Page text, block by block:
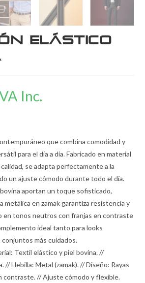
Elástico
Inc.
que combina comodidad y
para el día a día. Fabricado en material
se adapta perfectamente a la
un ajuste cómodo durante todo el día.
aportan un toque sofisticado,
metálica en zamak garantiza resistencia y
en tonos neutros con franjas en contraste
ideal tanto para looks
más cuidados.
Textil elástico y piel bovina. //
// Hebilla: Metal (zamak). // Diseño: Rayas
contraste. // Ajuste cómodo y flexible.